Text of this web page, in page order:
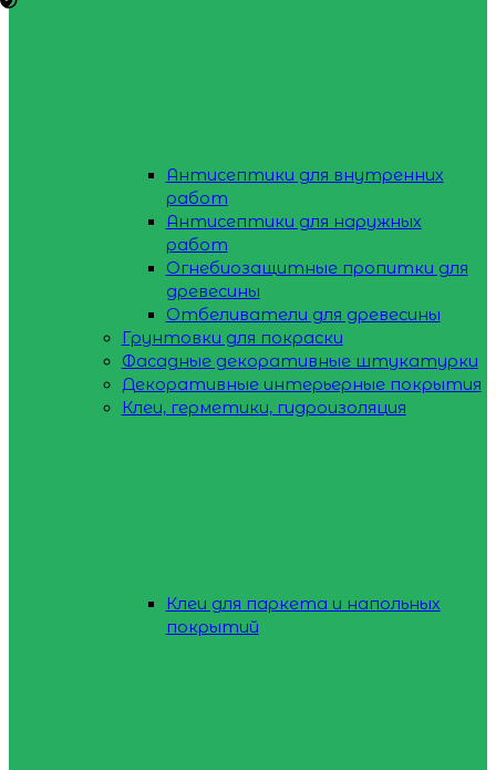
Антисептики для внутренних
работ
Антисептики для наружных
работ
Огнебиозащитные пропитки для
древесины
Отбеливатели для древесины
Грунтовки для покраски
Фасадные декоративные штукатурки
Декоративные интерьерные покрытия
Клеи, герметики, гидроизоляция
Клеи для паркета и напольных
покрытий